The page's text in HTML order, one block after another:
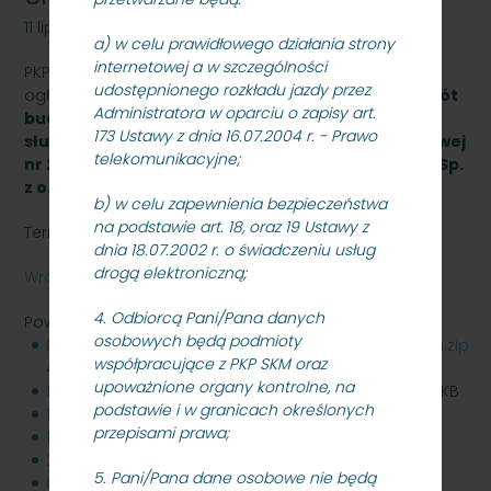
a) w celu prawidłowego działania strony
internetowej a w szczególności
udostępnionego rozkładu jazdy przez
Administratora w oparciu o zapisy art.
173 Ustawy z dnia 16.07.2004 r. - Prawo
telekomunikacyjne;
b) w celu zapewnienia bezpieczeństwa
na podstawie art. 18, oraz 19 Ustawy z
dnia 18.07.2002 r. o świadczeniu usług
drogą elektroniczną;
4. Odbiorcą Pani/Pana danych
osobowych będą podmioty
współpracujące z PKP SKM oraz
upoważnione organy kontrolne, na
podstawie i w granicach określonych
przepisami prawa;
5. Pani/Pana dane osobowe nie będą
11 lipca 2022
PKP SZYBKA KOLEJ MIEJSKA W TRÓJMIEŚCIE Sp. z o.o.
ogłasza przetarg nieograniczony nawykonanie
robót
budowlanych związanych zbudowąprzystanku
służbowego w torze nr 502 w km 28,950 linii kolejowej
nr 250
dlaPKP Szybka Kolej Miejska w Trójmieście Sp.
z o.o.
Termin składania ofert: 21.07..2022 r. godz. 10:00
Wróć
Powiązane pliki
Dokumentacja_przetargowa_budowa_przystanku.zip
45 MB
19.07.2022-MODYFIKACJA_SWZ_przystanek.docx
127 KB
19.07.2022-MODYFIKACJA__Przedmiar.xlsx144 KB
19.07.2022-odpowiedzi_przystanek.pdf
21.07.2022-Informacja_z_otwarcia_ofert.pdf
01.08.2022-wybor__przystanek-sig-sig.pdf